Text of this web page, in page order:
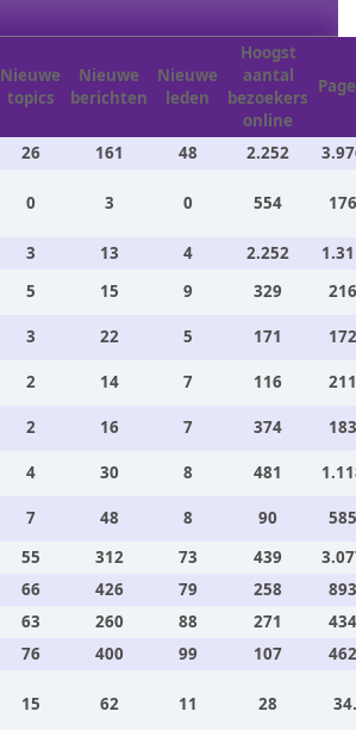
Nieuwe
topics
Nieuwe
berichten
Nieuwe
leden
Hoogst
aantal
bezoekers
online
26 161 48 2.252
0 3 0 554
3 13 4 2.252
5 15 9 329
3 22 5 171
2 14 7 116
2 16 7 374
4 30 8 481
7 48 8 90
55 312 73 439
66 426 79 258
63 260 88 271
76 400 99 107
15 62 11 28